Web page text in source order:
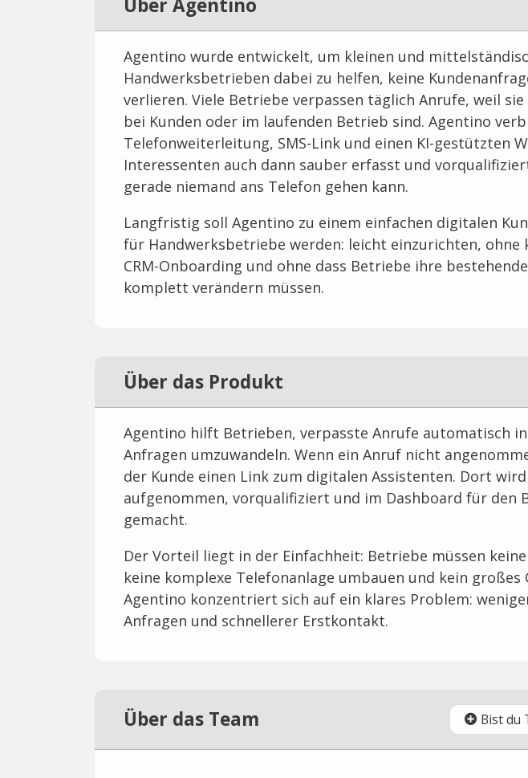
Über Agentino
Agentino wurde entwickelt, um kleinen und
Handwerksbetrieben dabei zu helfen, keine
verlieren. Viele Betriebe verpassen täglich Anrufe, weil
bei Kunden oder im laufenden Betrieb sind. Agentino
Telefonweiterleitung, SMS-Link und einen KI-gestützten
Interessenten auch dann sauber erfasst und
gerade niemand ans Telefon gehen kann.
Langfristig soll Agentino zu einem einfachen digitalen
für Handwerksbetriebe werden: leicht einzurichten, ohne
CRM-Onboarding und ohne dass Betriebe ihre
komplett verändern müssen.
Über das Produkt
Agentino hilft Betrieben, verpasste Anrufe automatisch
Anfragen umzuwandeln. Wenn ein Anruf nicht
der Kunde einen Link zum digitalen Assistenten. Dort
aufgenommen, vorqualifiziert und im Dashboard für den
gemacht.
Der Vorteil liegt in der Einfachheit: Betriebe müssen
keine komplexe Telefonanlage umbauen und kein großes
Agentino konzentriert sich auf ein klares Problem:
Anfragen und schnellerer Erstkontakt.
Über das Team Bist du